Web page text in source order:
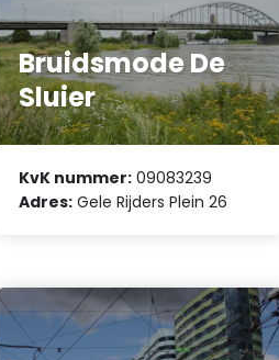
Bruidsmode De
Sluier
KvK nummer: 09083239
Adres: Gele Rijders Plein 26